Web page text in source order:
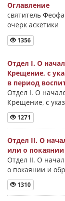
Оглавление
святитель
очерк аскетики
1356
Отдел I. О
Крещение, с
в период
Отдел I. О
Крещение, с
1271
Отдел II. О
или о
Отдел II. О
о покаянии и
1310